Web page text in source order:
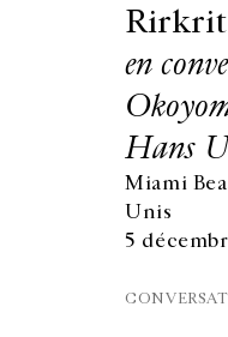
en
Hans
Miami
Unis
5